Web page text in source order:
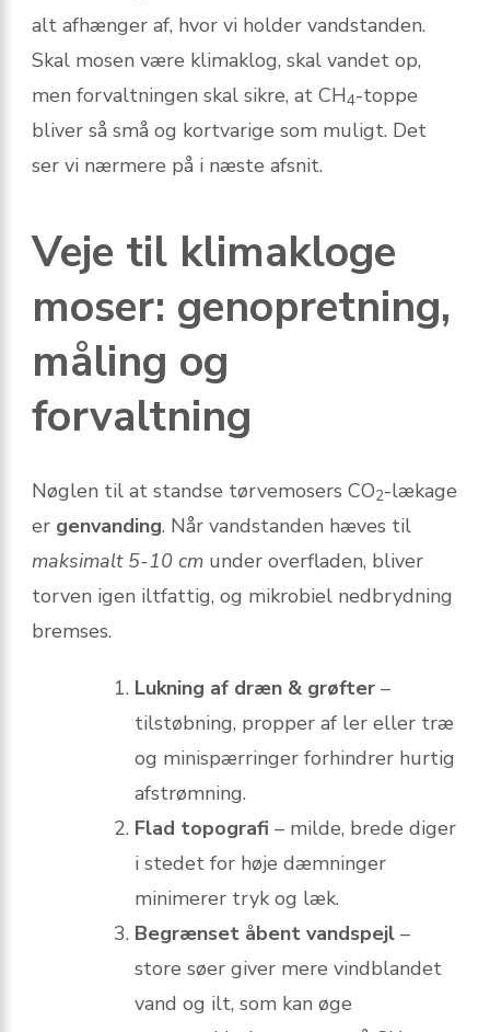
alt afhænger af, hvor vi holder vandstanden.
Skal mosen være klimaklog, skal vandet op,
men forvaltningen skal sikre, at CH4-toppe
bliver så små og kortvarige som muligt. Det
ser vi nærmere på i næste afsnit.
Veje til klimakloge
moser: genopretning,
måling og
forvaltning
Nøglen til at standse tørvemosers CO2-lækage
er genvanding. Når vandstanden hæves til
maksimalt 5-10 cm under overfladen, bliver
torven igen iltfattig, og mikrobiel nedbrydning
bremses.
Lukning af dræn & grøfter –
tilstøbning, propper af ler eller træ
og minispærringer forhindrer hurtig
afstrømning.
Flad topografi – milde, brede diger
i stedet for høje dæmninger
minimerer tryk og læk.
Begrænset åbent vandspejl –
store søer giver mere vindblandet
vand og ilt, som kan øge